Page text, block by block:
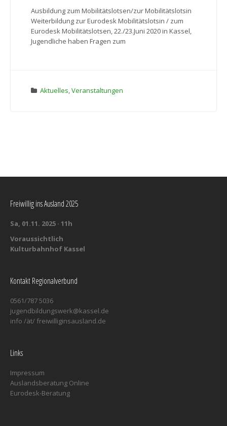
Ausbildung zum Mobilitätslotsen/zur Mobilitätslotsin
Weiterbildung zur Eurodesk Mobilitätslotsin / zum
Eurodesk Mobilitätslotsen, 22./23.Juni 2020 in Kassel,
Jugendliche haben Fragen zum
Aktuelles Veranstaltungen
Freiwillig ins Ausland 2025
Sa, 01.11. 2025 · 11h
Voraussichtlich
Kulturbahnhof Kassel
Kontakt Regionalverbund
0561/787 5036
jugendbildungswerk@kassel.de
info /ät/ freiwilliginsausland.de
Links
Impressum
Auslandsberatung Online
Eurodesk-Beratung